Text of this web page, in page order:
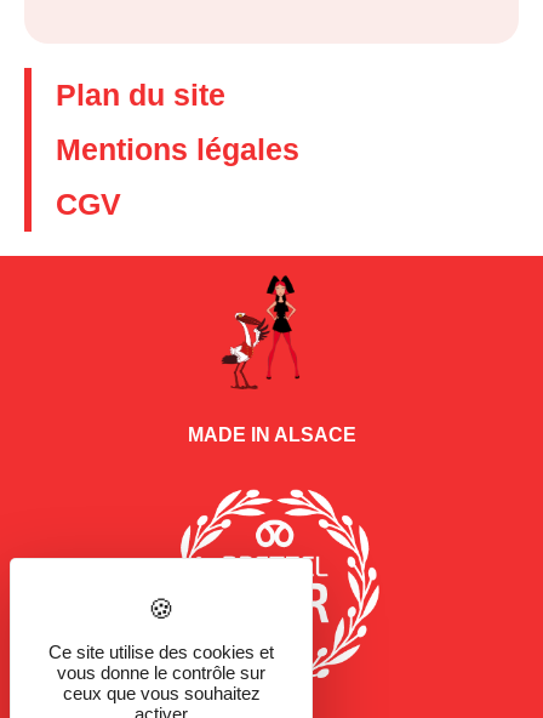
Plan du site
Mentions légales
CGV
MADE IN ALSACE
Ce site utilise des cookies et
vous donne le contrôle sur
ceux que vous souhaitez
activer